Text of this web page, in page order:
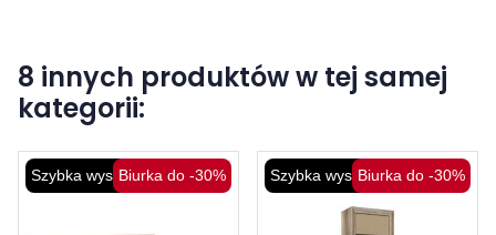
8 innych produktów w tej samej
kategorii:
Szybka wysyłkaBiurka do -30% Szybka wysyłkaBiurka do -30%